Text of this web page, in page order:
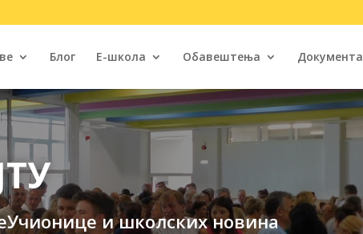
Блог Е-школа Обавештења Документа
и школских новина